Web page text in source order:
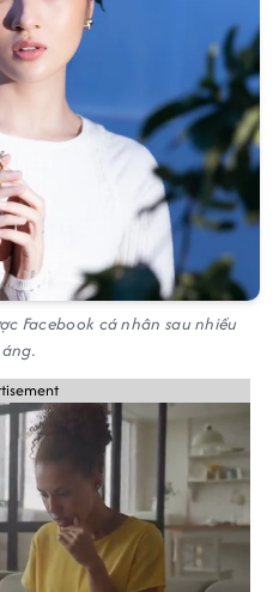
Facebook cá nhân sau nhiều